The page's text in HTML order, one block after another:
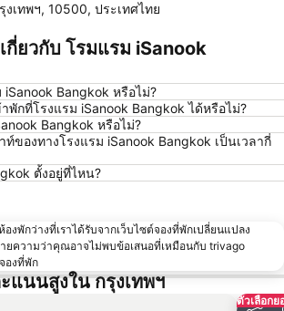
และวัดอรุณ
สยามพารากอน
มาบุญครอง
บีทีเอส พร้อมพงษ์
บีทีเอส อารีย์
เดอะมอลล์บางกะปิ
ตลาดนัดสวนจตุจักร
เอ็มอาร์ที สีลม
บีทีเอส ราชเทวี
เซ็นทรัลเวิลด์
งเทพฯ, 10500, ประเทศไทย
กี่ยวกับ โรมแรม iSanook
Bangkok หรือไม่?
พักที่โรงแรม iSanook Bangkok ได้หรือไม่?
Bangkok หรือไม่?
ท์ของทางโรงแรม iSanook Bangkok เป็นเวลากี่
ตั้งอยู่ที่ไหน?
งพักว่างที่เราได้รับจากเว็บไซต์จองที่พักเปลี่ยนแปลง
ยความว่าคุณอาจไม่พบข้อเสนอที่เหมือนกับ trivago
องที่พัก
แนนสูงใน กรุงเทพฯ
ตัวเลือก